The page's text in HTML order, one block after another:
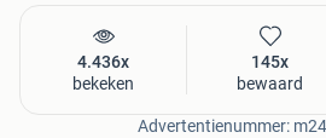
4.436x
bekeken
145x
bewaard
Advertentienummer: